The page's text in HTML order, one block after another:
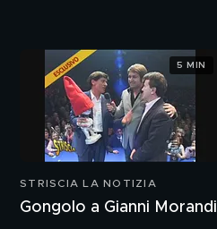
STRISCIA LA NOTIZIA
Gongolo a Gianni Morandi
5 MIN